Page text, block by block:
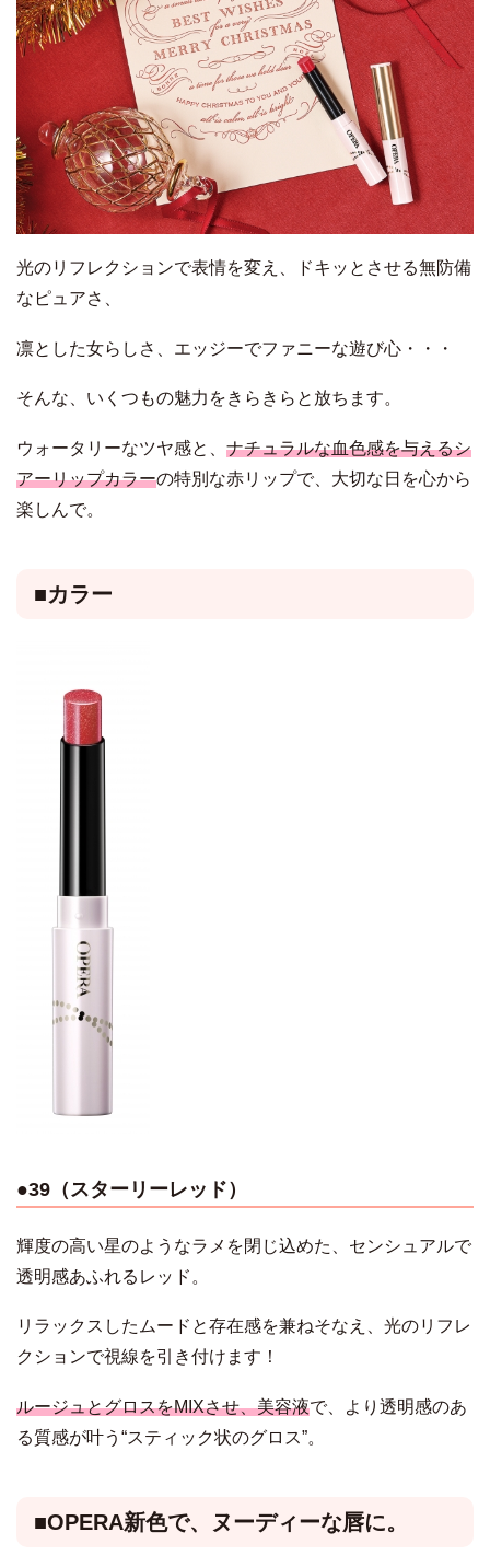
光のリフレクションで表情を変え、ドキッとさせる無防備
なピュアさ、
凛とした女らしさ、エッジーでファニーな遊び心・・・
そんな、いくつもの魅力をきらきらと放ちます。
ウォータリーなツヤ感と、 ナチュラルな血色感を与えるシ
アーリップカラーの特別な赤リップで、大切な日を心から
楽しんで。
■カラー
●39（スターリーレッド）
輝度の高い星のようなラメを閉じ込めた、センシュアルで
透明感あふれるレッド。
リラックスしたムードと存在感を兼ねそなえ、光のリフレ
クションで視線を引き付けます！
ルージュとグロスをMIXさせ、美容液で、より透明感のあ
る質感が叶う“スティック状のグロス”。
■OPERA新色で、ヌーディーな唇に。